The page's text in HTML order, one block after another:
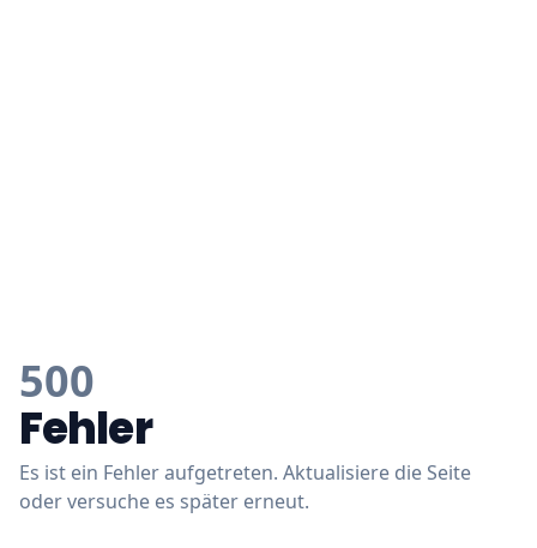
500
Fehler
Es ist ein Fehler aufgetreten. Aktualisiere die Seite
oder versuche es später erneut.